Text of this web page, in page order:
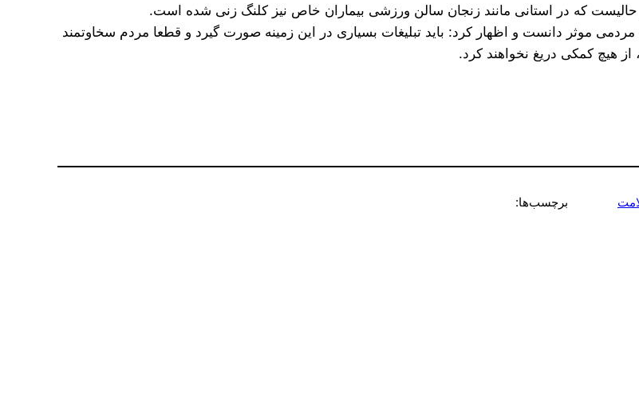
که در استانی مانند زنجان سالن ورزشی بیماران خاص نیز کلنگ زنی شده است.
موثر دانست و اظهار کرد: باید تبلیغات بسیاری در این زمینه صورت گیرد و قطعا مردم سخاوتمند
هیچ کمکی دریغ نخواهند کرد.
برچسب‌ها: